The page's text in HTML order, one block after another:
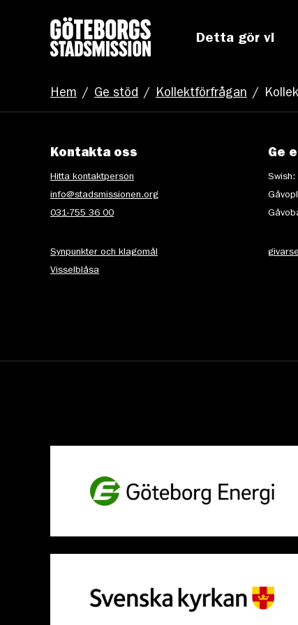
Detta gör vi
Hem / Ge stöd / Kollektförfrågan /
Kontakta oss
Hitta kontaktperson
info@stadsmissionen.org
031-755 36 00
Synpunkter och klagomål
Visselblåsa
Ge